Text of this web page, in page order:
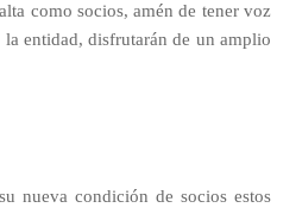
como socios, amén de tener voz
la entidad, disfrutarán de un amplio
nueva condición de socios estos